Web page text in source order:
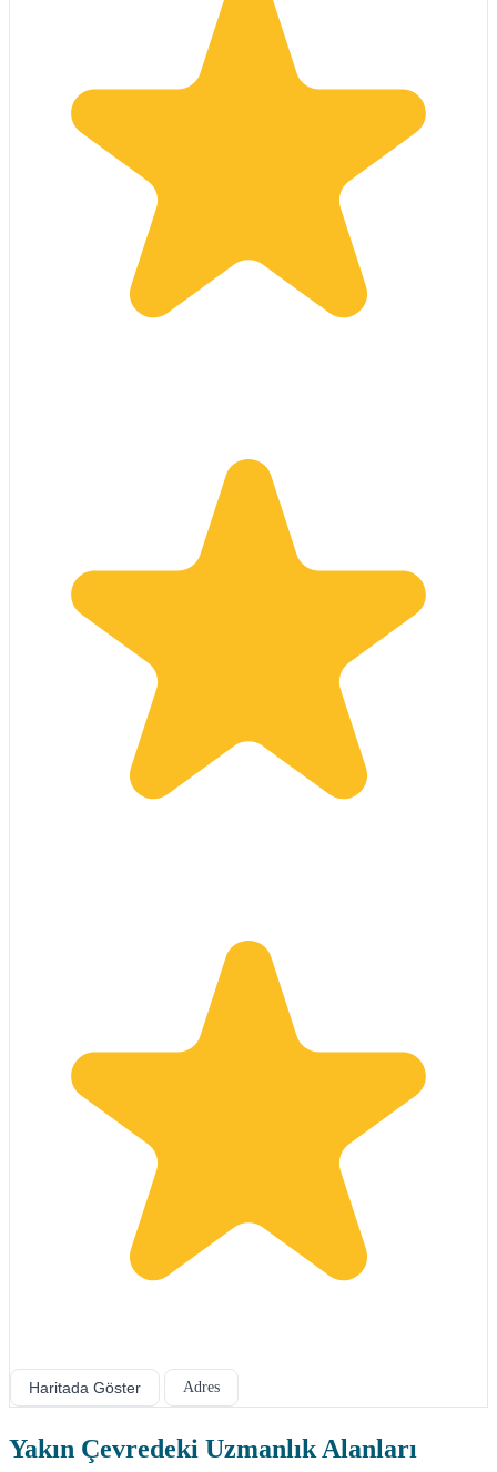
Haritada Göster Adres
Yakın Çevredeki Uzmanlık Alanları